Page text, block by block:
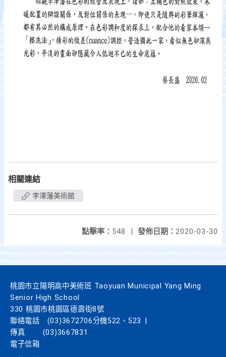
相關連結
李澤藩美術館
發佈日期： 2020-03-30
點擊率： 548 |
桃園市立陽明高中美術班 Taoyuan Municipal Yang Ming
Senior High School
330 桃園市桃園區德壽街8號
聯絡電話
(03)3672706分機522、523
傳真
(03)3667831
電子信箱